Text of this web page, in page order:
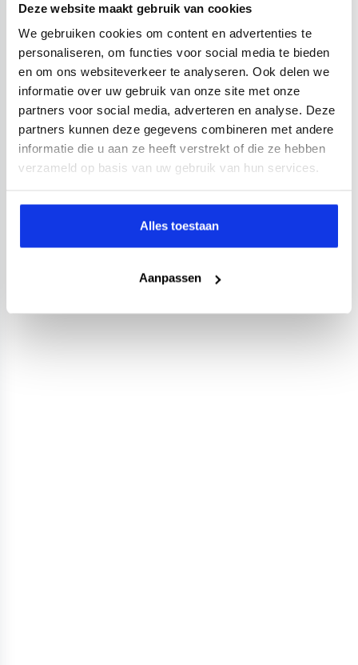
Deze website maakt gebruik van cookies
We gebruiken cookies om content en advertenties te
personaliseren, om functies voor social media te bieden
en om ons websiteverkeer te analyseren. Ook delen we
informatie over uw gebruik van onze site met onze
partners voor social media, adverteren en analyse. Deze
partners kunnen deze gegevens combineren met andere
informatie die u aan ze heeft verstrekt of die ze hebben
verzameld op basis van uw gebruik van hun services.
Alles toestaan
Aanpassen